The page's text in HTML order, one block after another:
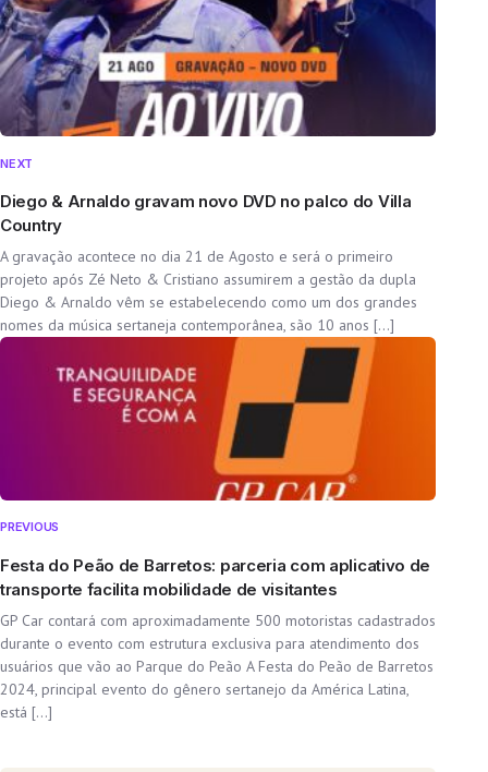
NEXT
Diego & Arnaldo gravam novo DVD no palco do Villa
Country
A gravação acontece no dia 21 de Agosto e será o primeiro
projeto após Zé Neto & Cristiano assumirem a gestão da dupla
Diego & Arnaldo vêm se estabelecendo como um dos grandes
nomes da música sertaneja contemporânea, são 10 anos […]
PREVIOUS
Festa do Peão de Barretos: parceria com aplicativo de
transporte facilita mobilidade de visitantes
GP Car contará com aproximadamente 500 motoristas cadastrados
durante o evento com estrutura exclusiva para atendimento dos
usuários que vão ao Parque do Peão A Festa do Peão de Barretos
2024, principal evento do gênero sertanejo da América Latina,
está […]